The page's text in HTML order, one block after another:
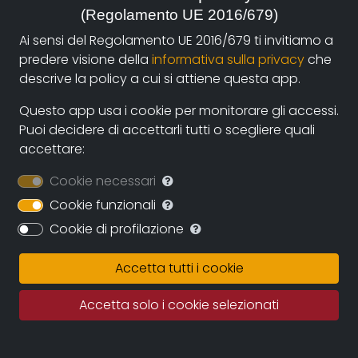
autori e i fruitori attraverso la nuova piattaforma di
streaming on-line e operazioni di partnership con sale
cinematografiche e circuiti televisivi. La collaborazione
diretta con gli autori assicurerà il continuo
ampliamento dell’archivio durante i prossimi anni
assicurando una proposta sempre più variegata e
multiculturale.
illimitato in cui conservare le opere, eleggendo ad uno
dei suoi obiettivi principali la conservazione della
memoria del documentario regionale e nazionale e
quindi della memoria per immagini tout court.
Fatto salvo il rigoroso rispetto dei diritti d’autore
questo grande archivio potrà diventare una fonte
importante per studiosi, studenti, porfessionisti in cui
(Regolamento UE 2016/679)
Ai sensi del Regolamento UE 2016/679 ti invitiamo a
predere visione della informativa sulla privacyche
descrive la policy a cui si attiene questa app.
Questo app usa i cookie per monitorare gli accessi.
Puoi decidere di accettarli tutti o scegliere quali
accettare:
Cookie necessari
Cookie funzionali
Cookie di profilazione
Accetta tutti i cookie
Accetta solo i cookie selezionati